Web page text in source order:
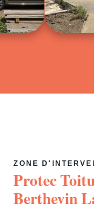
ZONE
Protec
Berthevin